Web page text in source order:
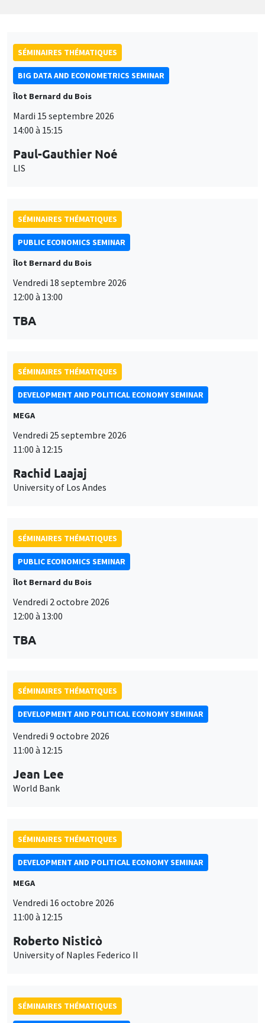
SÉMINAIRES THÉMATIQUES
BIG DATA AND ECONOMETRICS SEMINAR
Îlot Bernard du Bois
Mardi 15 septembre 2026
14:00 à 15:15
Paul-Gauthier Noé
LIS
SÉMINAIRES THÉMATIQUES
PUBLIC ECONOMICS SEMINAR
Îlot Bernard du Bois
Vendredi 18 septembre 2026
12:00 à 13:00
TBA
SÉMINAIRES THÉMATIQUES
DEVELOPMENT AND POLITICAL ECONOMY SEMINAR
MEGA
Vendredi 25 septembre 2026
11:00 à 12:15
Rachid Laajaj
University of Los Andes
SÉMINAIRES THÉMATIQUES
PUBLIC ECONOMICS SEMINAR
Îlot Bernard du Bois
Vendredi 2 octobre 2026
12:00 à 13:00
TBA
SÉMINAIRES THÉMATIQUES
DEVELOPMENT AND POLITICAL ECONOMY SEMINAR
Vendredi 9 octobre 2026
11:00 à 12:15
Jean Lee
World Bank
SÉMINAIRES THÉMATIQUES
DEVELOPMENT AND POLITICAL ECONOMY SEMINAR
MEGA
Vendredi 16 octobre 2026
11:00 à 12:15
Roberto Nisticò
University of Naples Federico II
SÉMINAIRES THÉMATIQUES